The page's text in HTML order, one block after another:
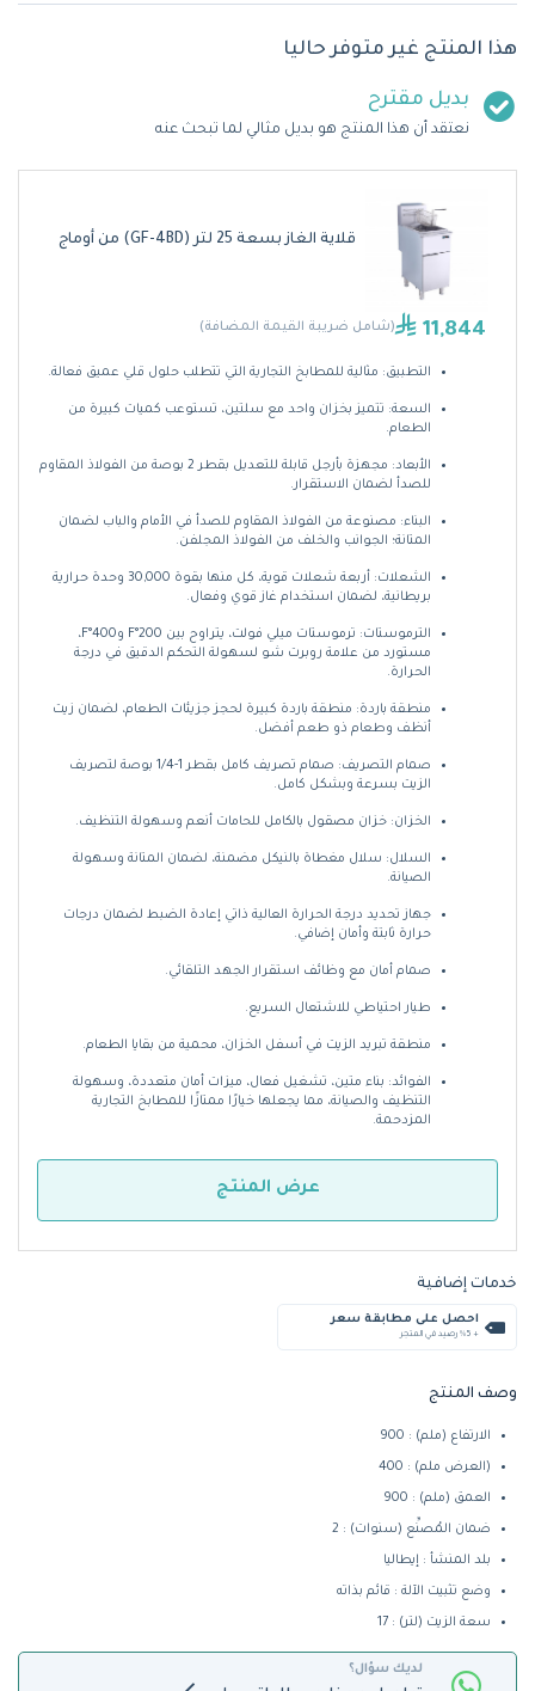
هذا المنتج غير متوفر حاليا
بديل مقترح
نعتقد أن هذا المنتج هو بديل مثالي لما تبحث عنه
قلاية الغاز بسعة 25 لتر (GF-4BD) من أوماج
11,844 (شامل ضريبة القيمة المضافة)
التطبيق: مثالية للمطابخ التجارية التي تتطلب حلول قلي عميق فعالة.
السعة: تتميز بخزان واحد مع سلتين، تستوعب كميات كبيرة من
الطعام.
الأبعاد: مجهزة بأرجل قابلة للتعديل بقطر 2 بوصة من الفولاذ المقاوم
للصدأ لضمان الاستقرار.
البناء: مصنوعة من الفولاذ المقاوم للصدأ في الأمام والباب لضمان
المتانة؛ الجوانب والخلف من الفولاذ المجلفن.
الشعلات: أربعة شعلات قوية، كل منها بقوة 30,000 وحدة حرارية
بريطانية، لضمان استخدام غاز قوي وفعال.
الترموستات: ترموستات ميلي فولت، يتراوح بين 200°F و400°F،
مستورد من علامة روبرت شو لسهولة التحكم الدقيق في درجة
الحرارة.
منطقة باردة: منطقة باردة كبيرة لحجز جزيئات الطعام، لضمان زيت
أنظف وطعام ذو طعم أفضل.
صمام التصريف: صمام تصريف كامل بقطر 1-1/4 بوصة لتصريف
الزيت بسرعة وبشكل كامل.
الخزان: خزان مصقول بالكامل للحامات أنعم وسهولة التنظيف.
السلال: سلال مغطاة بالنيكل مضمنة، لضمان المتانة وسهولة
الصيانة.
جهاز تحديد درجة الحرارة العالية ذاتي إعادة الضبط لضمان درجات
حرارة ثابتة وأمان إضافي.
صمام أمان مع وظائف استقرار الجهد التلقائي.
طيار احتياطي للاشتعال السريع.
منطقة تبريد الزيت في أسفل الخزان، محمية من بقايا الطعام.
الفوائد: بناء متين، تشغيل فعال، ميزات أمان متعددة، وسهولة
التنظيف والصيانة، مما يجعلها خيارًا ممتازًا للمطابخ التجارية
المزدحمة.
عرض المنتج
خدمات إضافية
احصل على مطابقة سعر
+ %5 رصيد في المتجر
وصف المنتج
الارتفاع (ملم) : 900
(العرض ملم) : 400
العمق (ملم) : 900
ضمان المُصنِّع (سنوات) : 2
بلد المنشأ : إيطاليا
وضع تثبيت الآلة : قائم بذاته
سعة الزيت (لتر) : 17
لديك سؤال؟